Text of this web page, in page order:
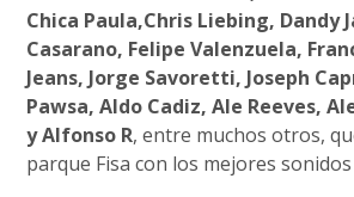
Chica Paula,Chris Liebing, Dandy
Casarano, Felipe Valenzuela,
Jeans, Jorge Savoretti, Joseph
Pawsa, Aldo Cadiz, Ale Reeves,
y Alfonso R, entre muchos otros,
parque Fisa con los mejores